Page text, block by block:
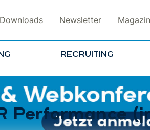
Downloads Newsletter Magazin
RECRUITING
Performance